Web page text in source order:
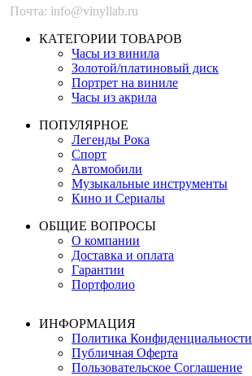
Почта: info@vinyllab.ru
КАТЕГОРИИ ТОВАРОВ
Часы из винила
Золотой/платиновый диск
Портрет на виниле
Часы из акрила
ПОПУЛЯРНОЕ
Легенды Рока
Спорт
Автомобили
Музыкальные инструменты
Кино и Сериалы
ОБЩИЕ ВОПРОСЫ
О компании
Доставка и оплата
Гарантии
Портфолио
ИНФОРМАЦИЯ
Политика Конфиденциальности
Публичная Оферта
Пользовательское Соглашение